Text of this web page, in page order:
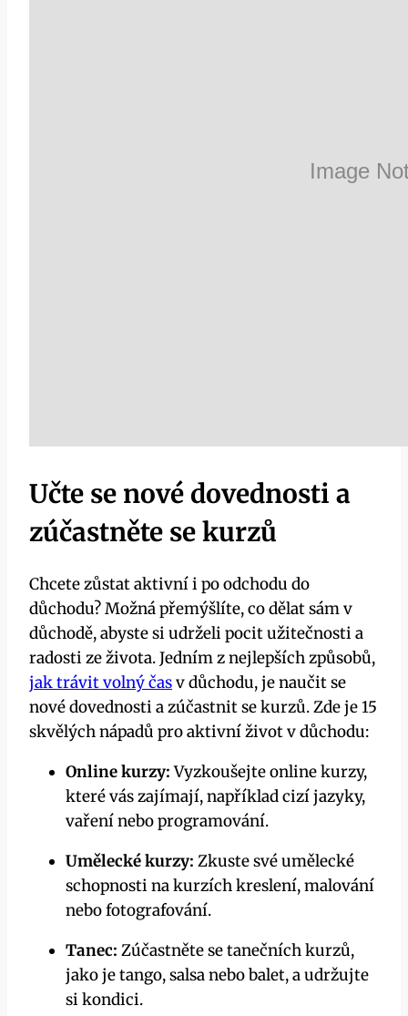
Učte se nové dovednosti a
zúčastněte se kurzů
Chcete zůstat aktivní i po odchodu do
důchodu? Možná přemýšlíte, co dělat sám v
důchodě, abyste si udrželi pocit užitečnosti a
radosti ze života. Jedním z nejlepších způsobů,
jak trávit volný časv důchodu, je naučit se
nové dovednosti a zúčastnit se kurzů. Zde je 15
skvělých nápadů pro aktivní život v důchodu:
Online kurzy:Vyzkoušejte online kurzy,
které vás zajímají, například cizí jazyky,
vaření nebo programování.
Umělecké kurzy: Zkuste své umělecké
schopnosti na kurzích kreslení, malování
nebo fotografování.
Tanec: Zúčastněte se tanečních kurzů,
jako je tango, salsa nebo balet, a udržujte
si kondici.